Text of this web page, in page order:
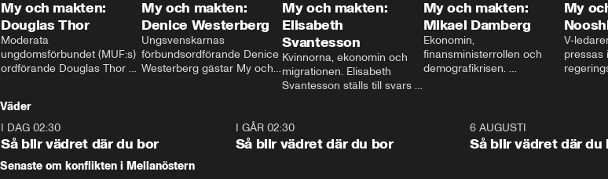
My och makten:
Douglas Thor
Moderata
ungdomsförbundet (MUF:s)
ordförande Douglas Thor
tonårsutvisningarna och hur
Moderaterna ska locka
väljare till valet i höst.
My och makten:
Denice Westerberg
Ungsvenskarnas
förbundsordförande Denice
Westerberg gästar My och
My och makten:
Elisabeth
Svantesson
Kvinnorna, ekonomin och
migrationen. Elisabeth
Svantesson ställs till svars
My och makten:
Mikael Damberg
Ekonomin,
finansministerrollen och
demografikrisen.
och Makten.
My
V-
pressas
– Vi
vara
Väder
I DAG 02:30
Så blir vädret där du bor
1:06
I GÅR 02:30
Så blir vädret där du bor
6 AUGUSTI
Så blir vädret där du
Senaste om konflikten i Mellanöstern